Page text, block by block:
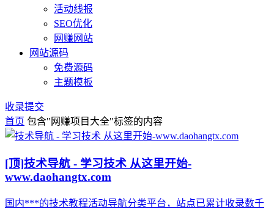
活动线报
SEO优化
网赚网站
网站源码
免费源码
主题模板
收录提交
首页 包含"网赚项目大全"标签的内容
[顶]技术导航 - 学习技术 从这里开始-
www.daohangtx.com
国内***的技术教程活动导航分类平台，站点已累计收录数千